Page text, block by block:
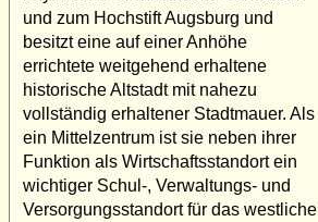
und zum Hochstift Augsburg und
besitzt eine auf einer Anhöhe
errichtete weitgehend erhaltene
historische Altstadt mit nahezu
vollständig erhaltener Stadtmauer. Als
ein Mittelzentrum ist sie neben ihrer
Funktion als Wirtschaftsstandort ein
wichtiger Schul-, Verwaltungs- und
Versorgungsstandort für das westliche